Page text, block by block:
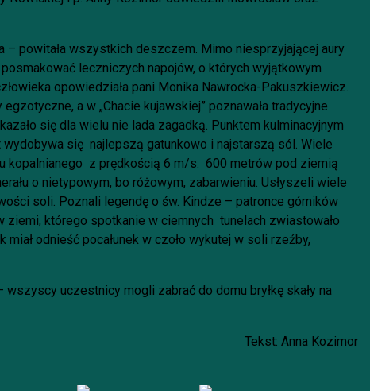
powitała wszystkich deszczem. Mimo niesprzyjającej aury
leczniczych napojów, o których wyjątkowym
opowiedziała pani Monika Nawrocka-Pakuszkiewicz.
a w „Chacie kujawskiej” poznawała tradycyjne
się dla wielu nie lada zagadką. Punktem kulminacyjnym
się najlepszą gatunkowo i najstarszą sól. Wiele
kopalnianego z prędkością 6 m/s. 600 metrów pod ziemią
o nietypowym, bo różowym, zabarwieniu. Usłyszeli wiele
soli. Poznali legendę o św. Kindze – patronce górników
którego spotkanie w ciemnych tunelach zwiastowało
odnieść pocałunek w czoło wykutej w soli rzeźby,
uczestnicy mogli zabrać do domu bryłkę skały na
Tekst: Anna Kozimor